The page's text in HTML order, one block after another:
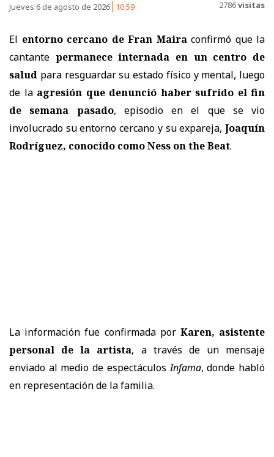
Jueves 6 de agosto de 2026 10:59 2786visitas
El entorno cercano de Fran Mairaconfirmó que la
cantante permanece internada en un centro de
salud para resguardar su estado físico y mental, luego
de la agresión que denunció haber sufrido el fin
de semana pasado, episodio en el que se vio
involucrado su entorno cercano y su expareja, Joaquín
Rodríguez, conocido como Ness on the Beat.
La información fue confirmada por Karen, asistente
personal de la artista, a través de un mensaje
enviado al medio de espectáculosInfama, donde habló
en representación de la familia.